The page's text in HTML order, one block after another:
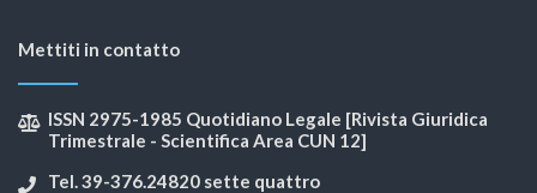
Mettiti in contatto
ISSN 2975-1985 Quotidiano Legale [Rivista Giuridica
Trimestrale - Scientifica Area CUN 12]
Tel. 39-376.24820 sette quattro